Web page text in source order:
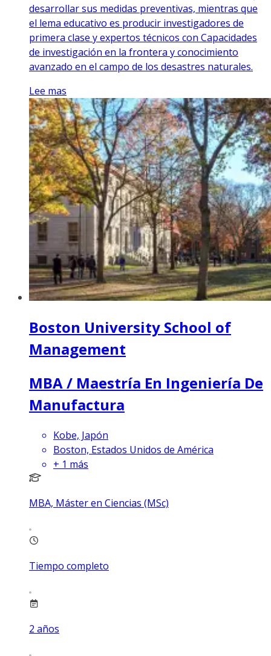
desarrollar sus medidas preventivas, mientras que
el lema educativo es producir investigadores de
primera clase y expertos técnicos con Capacidades
de investigación en la frontera y conocimiento
avanzado en el campo de los desastres naturales.
Lee mas
Boston University School of
Management
MBA / Maestría En Ingeniería De
Manufactura
Kobe, Japón
Boston, Estados Unidos de América
+ 1 más
MBA, Máster en Ciencias (MSc)
Tiempo completo
2 años